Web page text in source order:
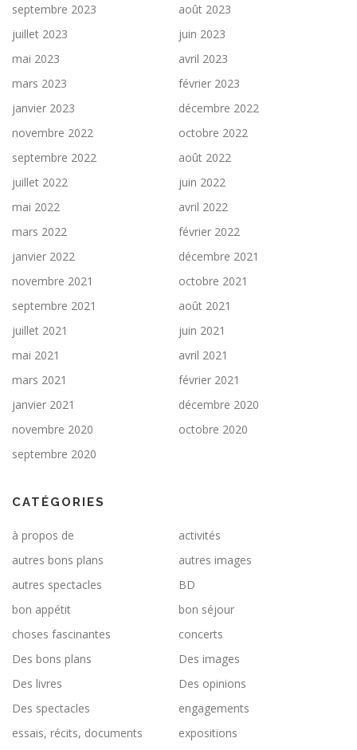
septembre 2023
août 2023
juillet 2023
juin 2023
mai 2023
avril 2023
mars 2023
février 2023
janvier 2023
décembre 2022
novembre 2022
octobre 2022
septembre 2022
août 2022
juillet 2022
juin 2022
mai 2022
avril 2022
mars 2022
février 2022
janvier 2022
décembre 2021
novembre 2021
octobre 2021
septembre 2021
août 2021
juillet 2021
juin 2021
mai 2021
avril 2021
mars 2021
février 2021
janvier 2021
décembre 2020
novembre 2020
octobre 2020
septembre 2020
CATÉGORIES
à propos de
activités
autres bons plans
autres images
autres spectacles
BD
bon appétit
bon séjour
choses fascinantes
concerts
Des bons plans
Des images
Des livres
Des opinions
Des spectacles
engagements
essais, récits, documents
expositions